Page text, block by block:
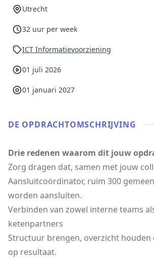
Utrecht
32 uur per week
ICT Informatievoorziening
01 juli 2026
01 januari 2027
DE OPDRACHT­OMSCHRIJVING
Drie redenen waarom dit jouw
Zorg dragen dat, samen met jouw
Aansluitcoördinator, ruim 300
worden aansluiten.
Verbinden van zowel interne teams
ketenpartners
Structuur brengen, overzicht houden
op resultaat.